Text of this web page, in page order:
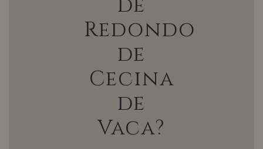
de
Redondo
de
Cecina
de
Vaca?